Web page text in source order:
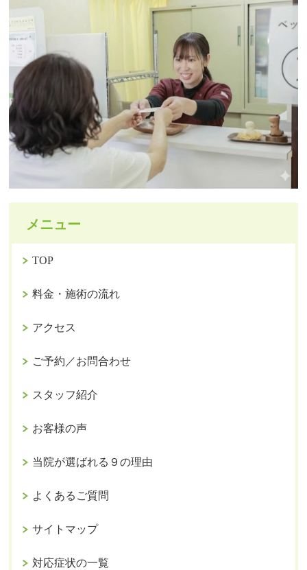
メニュー
TOP
料金・施術の流れ
アクセス
ご予約／お問合わせ
スタッフ紹介
お客様の声
当院が選ばれる９の理由
よくあるご質問
サイトマップ
対応症状の一覧